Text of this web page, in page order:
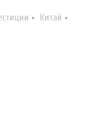
Китай